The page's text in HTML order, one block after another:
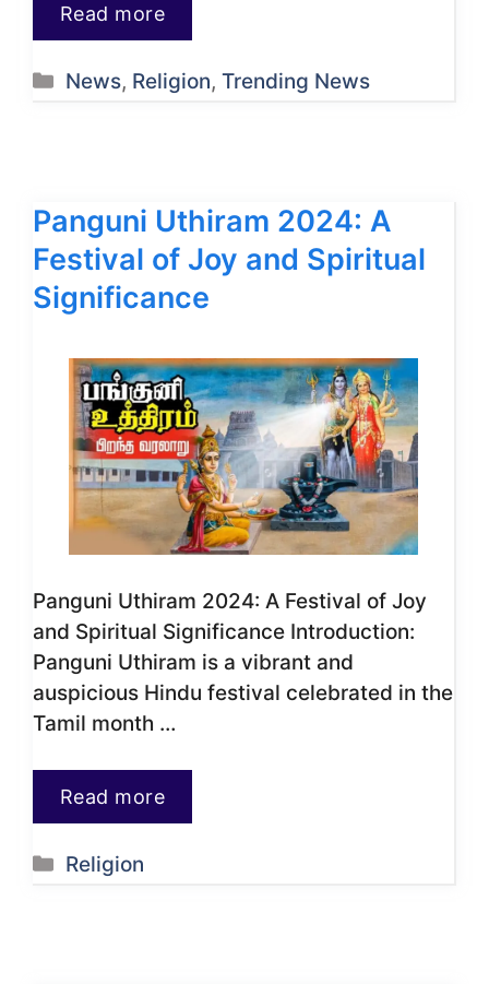
Read more
Categories
News, Religion,Trending News
Panguni Uthiram 2024: A
Festival of Joy and Spiritual
Significance
Panguni Uthiram 2024: A Festival of Joy
and Spiritual Significance Introduction:
Panguni Uthiram is a vibrant and
auspicious Hindu festival celebrated in the
Tamil month …
Read more
Categories
Religion